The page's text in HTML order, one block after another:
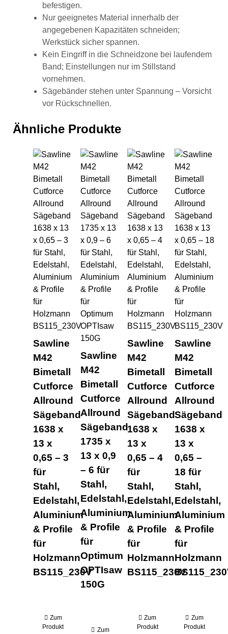
befestigen.
Nur geeignetes Material innerhalb der
angegebenen Kapazitäten schneiden;
Werkstück sicher spannen.
Kein Eingriff in die Schneidzone bei laufendem
Band; Einstellungen nur im Stillstand
vornehmen.
Sägebänder stehen unter Spannung – Vorsicht
vor Rückschnellen.
Ähnliche Produkte
Sawline M42 Bimetall Cutforce Allround
Sawline
M42
Bimetall
Cutforce
Allround
Sägeband
1638 x
13 x
0,65 – 3
für
Stahl,
Edelstahl,
Aluminium
& Profile
für
Holzmann
BS115_230V
Zum
Produkt
Sawline M42 Bimetall
Sawline
M42
Bimetall
Cutforce
Allround
Sägeband
1735 x
13 x 0,9
– 6 für
Stahl,
Edelstahl,
Aluminium
& Profile
für
Optimum
OPTIsaw
150G
Zum
Sawline M42
Sawline
M42
Bimetall
Cutforce
Allround
Sägeband
1638 x
13 x
0,65 – 4
für
Stahl,
Edelstahl,
Aluminium
& Profile
für
Holzmann
BS115_230V
Zum
Produkt
Sawline
M42
Bimetall
Cutforce
Allround
Sägeband
1638 x
13 x
0,65 –
18 für
Stahl,
Edelstahl,
Aluminium
& Profile
für
Holzmann
Zum
Produkt